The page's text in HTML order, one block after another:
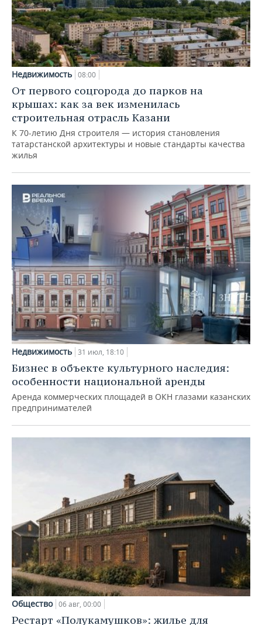
Недвижимость 08:00
От первого соцгорода до парков на
крышах: как за век изменилась
строительная отрасль Казани
К 70-летию Дня строителя — история становления
татарстанской архитектуры и новые стандарты качества
жилья
Недвижимость 31 июл, 18:10
Бизнес в объекте культурного наследия:
особенности национальной аренды
Аренда коммерческих площадей в ОКН глазами казанских
предпринимателей
Общество 06 авг, 00:00
Рестарт «Полукамушков»: жилье для